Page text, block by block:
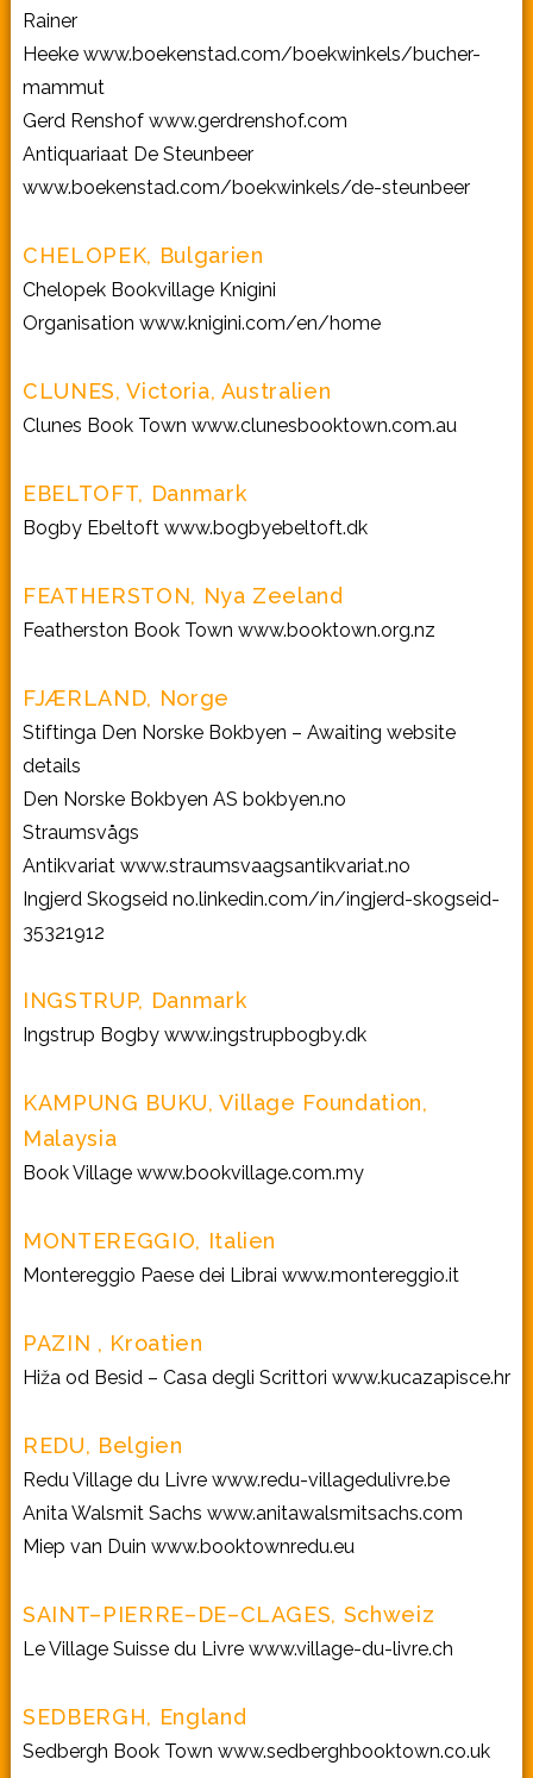
Rainer
Heeke www.boekenstad.com/boekwinkels/bucher-
mammut
Gerd Renshof www.gerdrenshof.com
Antiquariaat De Steunbeer
www.boekenstad.com/boekwinkels/de-steunbeer
CHELOPEK, Bulgarien
Chelopek Bookvillage Knigini
Organisation www.knigini.com/en/home
CLUNES, Victoria, Australien
Clunes Book Town www.clunesbooktown.com.au
EBELTOFT, Danmark
Bogby Ebeltoft www.bogbyebeltoft.dk
FEATHERSTON, Nya Zeeland
Featherston Book Town www.booktown.org.nz
FJÆRLAND, Norge
Stiftinga Den Norske Bokbyen – Awaiting website
details
Den Norske Bokbyen AS bokbyen.no
Straumsvågs
Antikvariat www.straumsvaagsantikvariat.no
Ingjerd Skogseid no.linkedin.com/in/ingjerd-skogseid-
35321912
INGSTRUP, Danmark
Ingstrup Bogby www.ingstrupbogby.dk
KAMPUNG BUKU, Village Foundation,
Malaysia
Book Village www.bookvillage.com.my
MONTEREGGIO, Italien
Montereggio Paese dei Librai www.montereggio.it
PAZIN , Kroatien
Hiža od Besid – Casa degli Scrittori www.kucazapisce.hr
REDU, Belgien
Redu Village du Livre www.redu-villagedulivre.be
Anita Walsmit Sachs www.anitawalsmitsachs.com
Miep van Duin www.booktownredu.eu
SAINT–PIERRE–DE–CLAGES, Schweiz
Le Village Suisse du Livre www.village-du-livre.ch
SEDBERGH, England
Sedbergh Book Town www.sedberghbooktown.co.uk